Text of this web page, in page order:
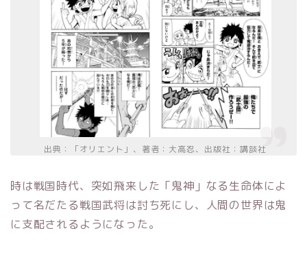
出典：「オリエント」、著者：大高忍、出版社：講談社
時は戦国時代、突如飛来した「鬼神」なる生命体によ
って名だたる戦国武将は討ち死にし、人間の世界は鬼
に支配されるようになった。